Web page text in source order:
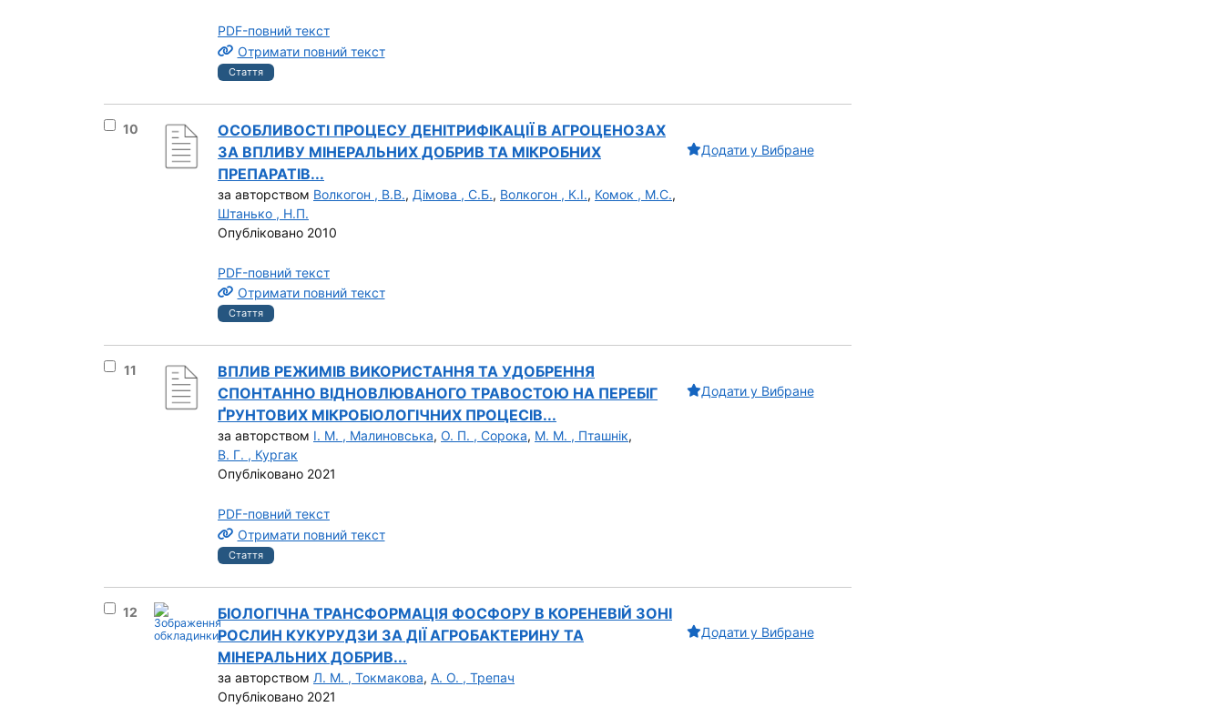
PDF-повний текст
Отримати повний текст
Стаття
Вибрати результат під номером 10
10
ОСОБЛИВОСТІ ПРОЦЕСУ ДЕНІТРИФІКАЦІЇ В АГРОЦЕНОЗАХ
ЗА ВПЛИВУ МІНЕРАЛЬНИХ ДОБРИВ ТА МІКРОБНИХ
ПРЕПАРАТІВ...
за авторством Волкогон , В.В., Дімова , С.Б., Волкогон , К.І., Комок , М.С.,
Штанько , Н.П.
Опубліковано 2010
PDF-повний текст
Отримати повний текст
Стаття
Додати у Вибране
Вибрати результат під номером 11
11
ВПЛИВ РЕЖИМІВ ВИКОРИСТАННЯ ТА УДОБРЕННЯ
СПОНТАННО ВІДНОВЛЮВАНОГО ТРАВОСТОЮ НА ПЕРЕБІГ
ҐРУНТОВИХ МІКРОБІОЛОГІЧНИХ ПРОЦЕСІВ...
за авторством І. М. , Малиновська, О. П. , Сорока, М. М. , Пташнік,
В. Г. , Кургак
Опубліковано 2021
PDF-повний текст
Отримати повний текст
Стаття
Додати у Вибране
Вибрати результат під номером 12
12
БІОЛОГІЧНА ТРАНСФОРМАЦІЯ ФОСФОРУ В КОРЕНЕВІЙ ЗОНІ
РОСЛИН КУКУРУДЗИ ЗА ДІЇ АГРОБАКТЕРИНУ ТА
МІНЕРАЛЬНИХ ДОБРИВ...
за авторством Л. М. , Токмакова, А. О. , Трепач
Опубліковано 2021
Додати у Вибране